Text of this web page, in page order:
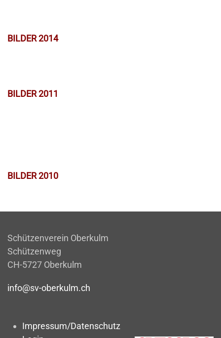
BILDER 2014
BILDER 2011
BILDER 2010
Schützenverein Oberkulm
Schützenweg
CH-5727 Oberkulm
info@sv-oberkulm.ch
Impressum/Datenschutz